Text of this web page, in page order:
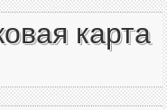
карта